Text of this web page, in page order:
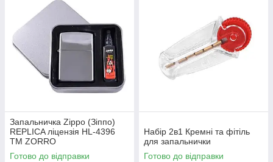
Запальничка Zippo (Зіппо)
REPLICA ліцензія HL-4396
TM ZORRO
Готово до відправки
Набір 2в1 Кремні та фітіль
для запальнички
Готово до відправки